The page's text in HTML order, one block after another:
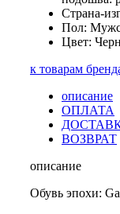
Страна-
Пол:
Цвет:
к товарам
описание
ОПЛАТА
ВОЗВРАТ
описание
Обувь эпохи: